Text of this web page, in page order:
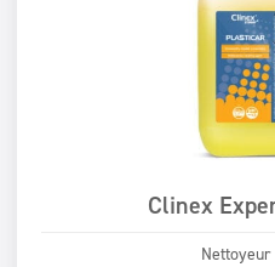
Clinex